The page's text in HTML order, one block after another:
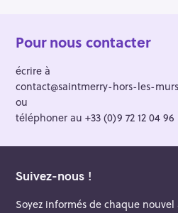
Pour nous contacter
écrire à
contact@saintmerry-hors-les-
ou
téléphoner au +33 (0)9 72 12 04 96
Suivez-nous !
Soyez informés de chaque